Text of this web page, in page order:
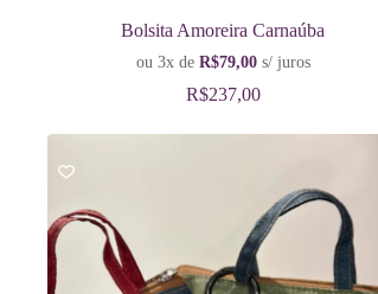
Bolsita Amoreira Carnaúba
ou 3x de R$79,00 s/ juros
R$237,00